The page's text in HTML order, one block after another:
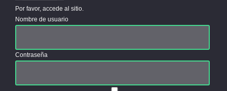
Por favor, accede al sitio.
Nombre de usuario
Contraseña